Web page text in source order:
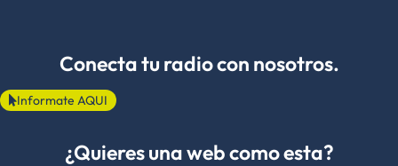
Conecta tu radio con nosotros.
Informate AQUI
¿Quieres una web como esta?